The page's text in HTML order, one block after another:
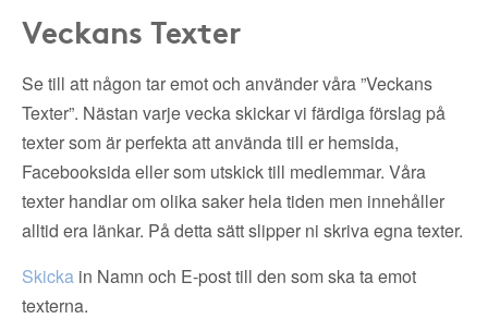
Veckans Texter
Se till att någon tar emot och använder våra ”Veckans
Texter”. Nästan varje vecka skickar vi färdiga förslag på
texter som är perfekta att använda till er hemsida,
Facebooksida eller som utskick till medlemmar. Våra
texter handlar om olika saker hela tiden men innehåller
alltid era länkar. På detta sätt slipper ni skriva egna texter.
Skicka in Namn och E-post till den som ska ta emot
texterna.